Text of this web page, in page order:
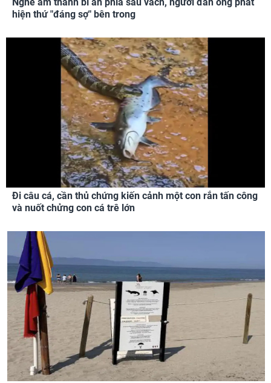
hiện thứ "đáng sợ" bên trong
Đi câu cá, cần thủ chứng kiến cảnh một con rắn tấn công
và nuốt chửng con cá trê lớn